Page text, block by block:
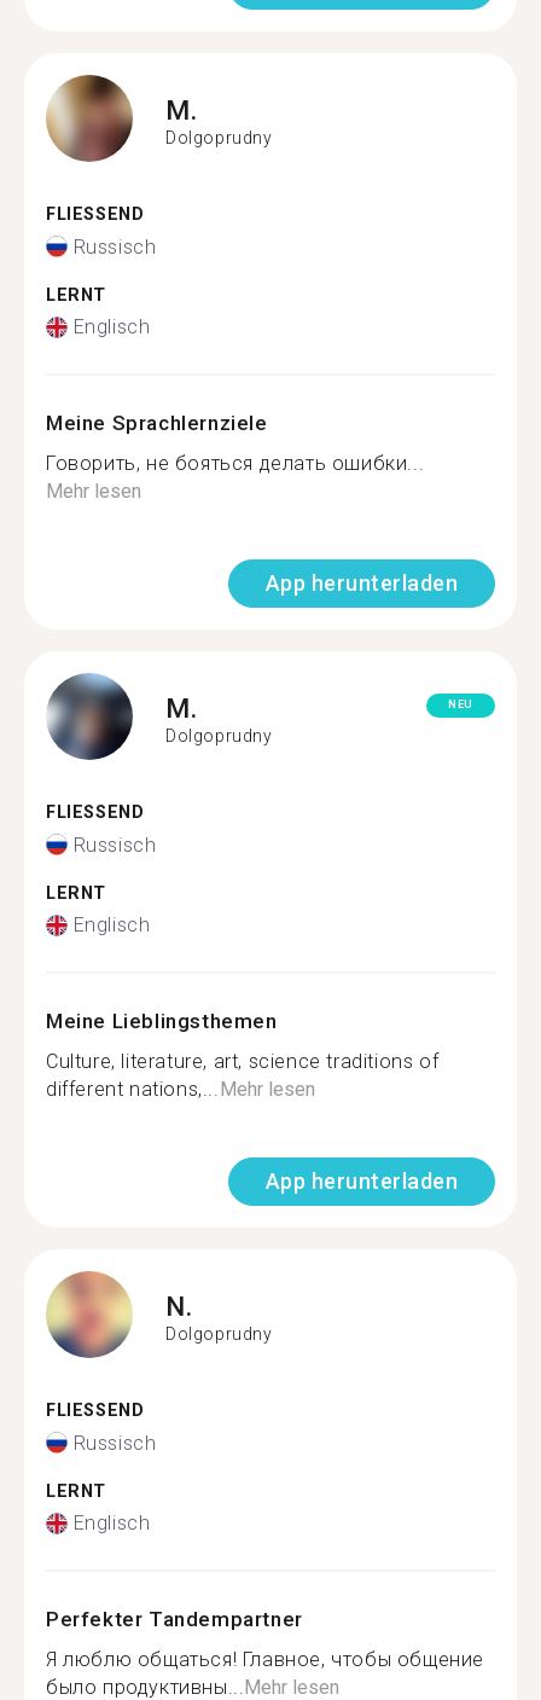
M.
Dolgoprudny
FLIESSEND
Russisch
LERNT
Englisch
Meine Sprachlernziele
Говорить, не бояться делать ошибки...
Mehr lesen
App herunterladen
M.
Dolgoprudny
NEU
FLIESSEND
Russisch
LERNT
Englisch
Meine Lieblingsthemen
Culture, literature, art, science traditions of
different nations,...Mehr lesen
App herunterladen
N.
Dolgoprudny
FLIESSEND
Russisch
LERNT
Englisch
Perfekter Tandempartner
Я люблю общаться! Главное, чтобы общение
было продуктивны...Mehr lesen